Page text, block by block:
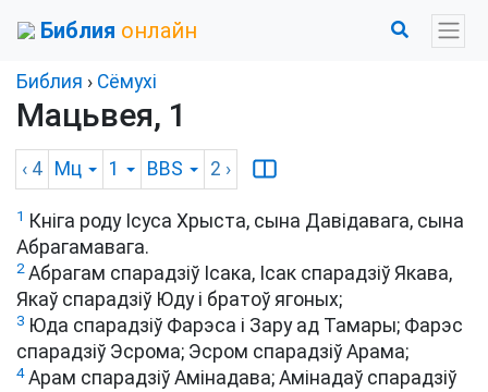
Библия онлайн
Библия › Сёмухі
Мацьвея, 1
‹ 4 Мц 1 BBS 2 ›
1 Кніга роду Ісуса Хрыста, сына Давідавага, сына
Абрагамавага.
2Абрагам спарадзіў Ісака, Ісак спарадзіў Якава,
Якаў спарадзіў Юду і братоў ягоных;
3 Юда спарадзіў Фарэса і Зару ад Тамары; Фарэс
спарадзіў Эсрома; Эсром спарадзіў Арама;
4Арам спарадзіў Амінадава; Амінадаў спарадзіў